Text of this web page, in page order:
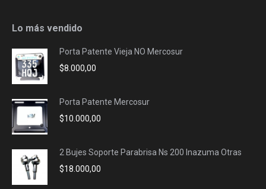
opens
new
window
opens
new
window
opens
new
window
opens
new
window
Lo más vendido
Porta Patente Vieja NO Mercosur
$8.000,00
Porta Patente Mercosur
$10.000,00
2 Bujes Soporte Parabrisa Ns 200 Inazuma Otras
$18.000,00